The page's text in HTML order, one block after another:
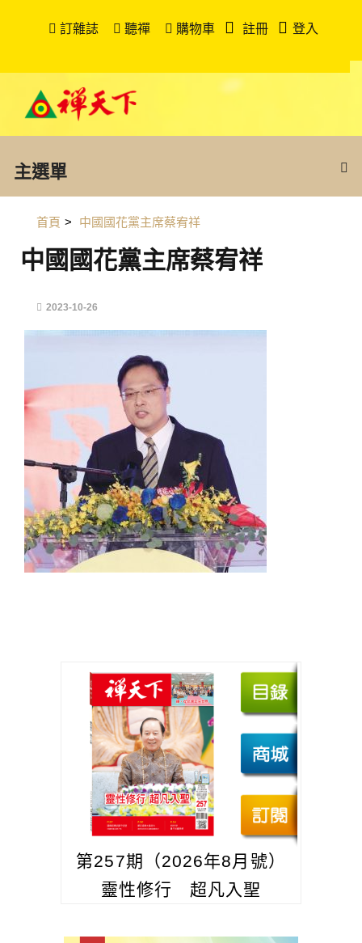
訂雜誌 聽禪 購物車 註冊 登入
主選單
首頁 > 中國國花黨主席蔡宥祥
中國國花黨主席蔡宥祥
2023-10-26
第257期（2026年8月號）
靈性修行 超凡入聖